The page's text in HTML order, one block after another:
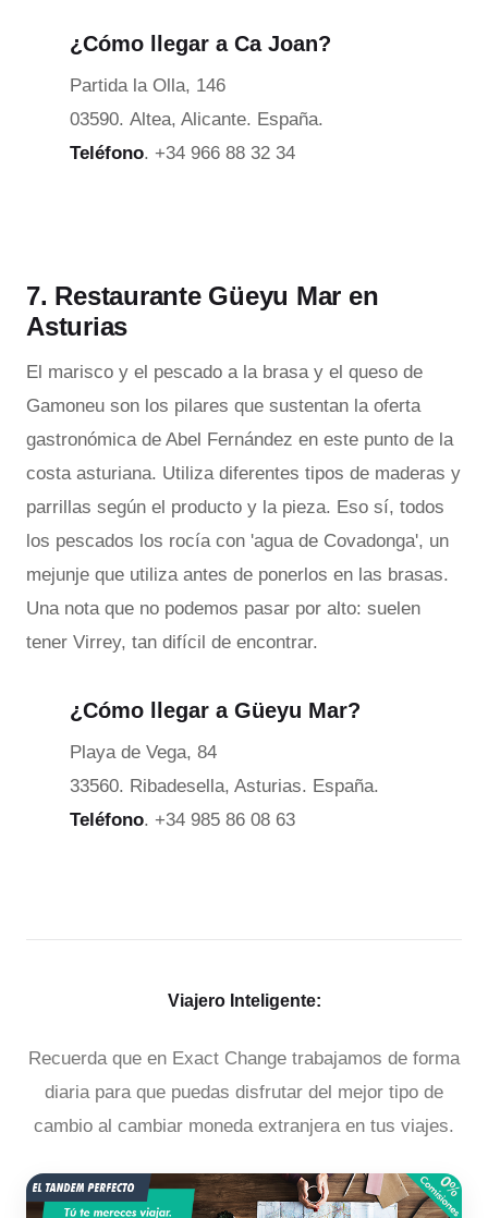
¿Cómo llegar a Ca Joan?
Partida la Olla, 146
03590. Altea, Alicante. España.
Teléfono. +34 966 88 32 34
7. Restaurante Güeyu Mar en
Asturias
El marisco y el pescado a la brasa y el queso de
Gamoneu son los pilares que sustentan la oferta
gastronómica de Abel Fernández en este punto de la
costa asturiana. Utiliza diferentes tipos de maderas y
parrillas según el producto y la pieza. Eso sí, todos
los pescados los rocía con 'agua de Covadonga', un
mejunje que utiliza antes de ponerlos en las brasas.
Una nota que no podemos pasar por alto: suelen
tener Virrey, tan difícil de encontrar.
¿Cómo llegar a Güeyu Mar?
Playa de Vega, 84
33560. Ribadesella, Asturias. España.
Teléfono. +34 985 86 08 63
Viajero Inteligente:
Recuerda que en Exact Change trabajamos de forma
diaria para que puedas disfrutar del mejor tipo de
cambio al cambiar moneda extranjera en tus viajes.